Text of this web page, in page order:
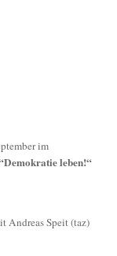
im
leben!“
Andreas Speit (taz)